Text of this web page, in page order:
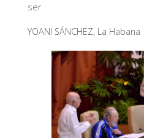
ser
YOANI SÁNCHEZ, La Habana